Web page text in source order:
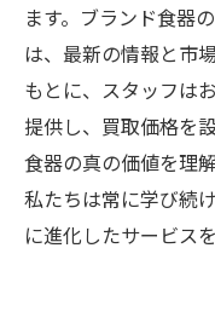
ます。ブランド食器
は、最新の情報と市
もとに、スタッフは
提供し、買取価格を
食器の真の価値を理
私たちは常に学び続
に進化したサービス